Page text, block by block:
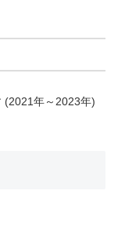
(2021年～2023年)